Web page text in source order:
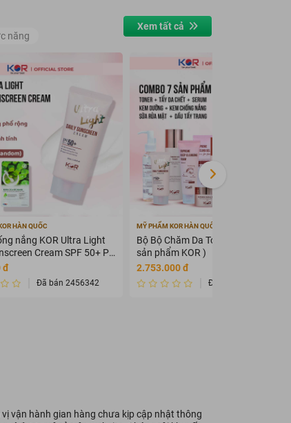
năng
Xem tất cả
HÀN QUỐC
nắng KOR Ultra Light
Cream SPF 50+ PA
đ
Đã bán 2456342
MỸ PHẨM KOR HÀN QUỐC
Bộ Bộ Chăm Da Toàn Diện KOR ( 7
sản phẩm KOR )
2.753.000 đ
Đã bán 2345675
vận hành gian hàng chưa kịp cập nhật thông